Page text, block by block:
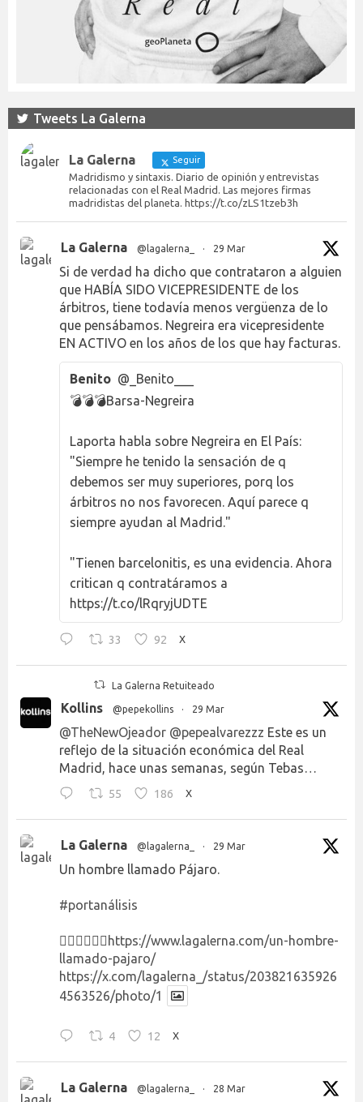
Tweets La Galerna
La Galerna Seguir
Madridismo y sintaxis. Diario de opinión y entrevistas
relacionadas con el Real Madrid. Las mejores firmas
madridistas del planeta. https://t.co/zLS1tzeb3h
La Galerna @lagalerna_ · 29 Mar
Si de verdad ha dicho que contrataron a alguien
que HABÍA SIDO VICEPRESIDENTE de los
árbitros, tiene todavía menos vergüenza de lo
que pensábamos. Negreira era vicepresidente
EN ACTIVO en los años de los que hay facturas.
Benito @_Benito___
💣💣💣Barsa-Negreira
Laporta habla sobre Negreira en El País:
"Siempre he tenido la sensación de q
debemos ser muy superiores, porq los
árbitros no nos favorecen. Aquí parece q
siempre ayudan al Madrid."
"Tienen barcelonitis, es una evidencia. Ahora
critican q contratáramos a
https://t.co/lRqryjUDTE
33 92 X
La Galerna Retuiteado
Kollins @pepekollins · 29 Mar
@TheNewOjeador @pepealvarezzz Este es un
reflejo de la situación económica del Real
Madrid, hace unas semanas, según Tebas…
55 186 X
La Galerna @lagalerna_ · 29 Mar
Un hombre llamado Pájaro.
#portanálisis
👉🏻👉🏻👉🏻 https://www.lagalerna.com/un-hombre-
llamado-pajaro/
https://x.com/lagalerna_/status/203821635926
4563526/photo/1
4 12 X
La Galerna @lagalerna_ · 28 Mar